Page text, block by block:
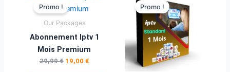
Promo !
Our Packages
Abonnement Iptv 1
Mois Premium
29,99€
initial
était :
29,99 €.
19,00 €
Promo ! prix
initial
était :
17,89 €.
actuel
est :
9,99 €.